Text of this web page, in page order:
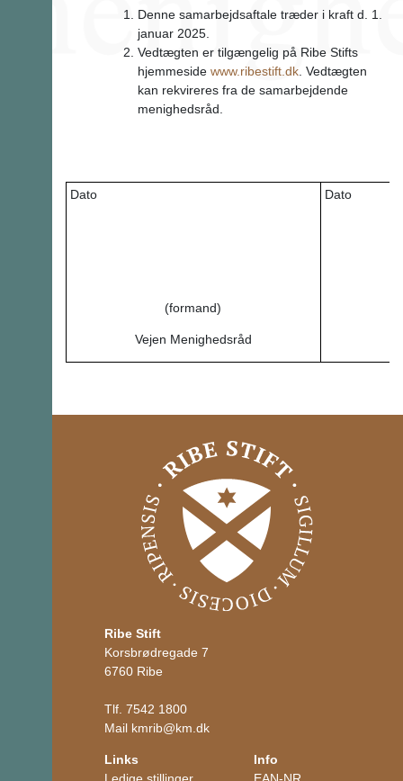
Denne samarbejdsaftale træder i kraft d. 1.
januar 2025.
Vedtægten er tilgængelig på Ribe Stifts
hjemmeside www.ribestift.dk. Vedtægten
kan rekvireres fra de samarbejdende
menighedsråd.
Dato Dato
(formand)
Vejen Menighedsråd
Ribe Stift
Korsbrødregade 7
6760 Ribe
Tlf.7542 1800
Mail kmrib@km.dk
Links
Info